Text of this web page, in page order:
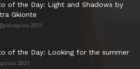
of the Day: Light and Shadows by
Gkionte
2021
of the Day: Looking for the summer
2021